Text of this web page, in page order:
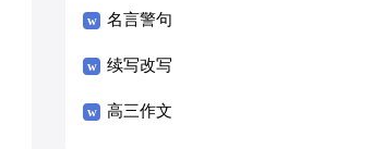
名言警句
续写改写
高三作文